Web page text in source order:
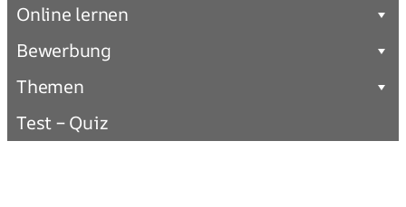
Online lernen
Bewerbung
Themen
Test – Quiz